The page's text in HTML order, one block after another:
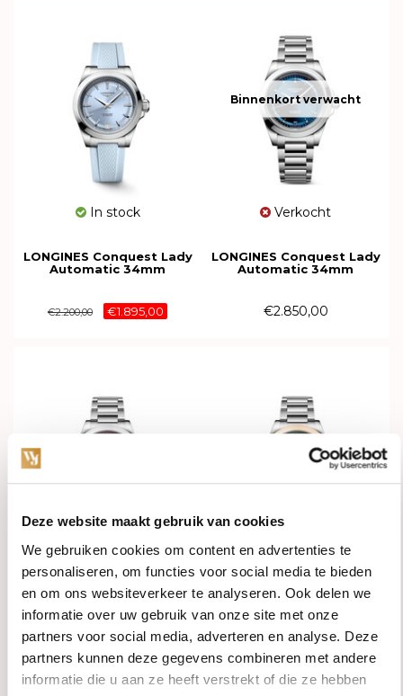
Deze website maakt gebruik van cookies
We gebruiken cookies om content en advertenties te
personaliseren, om functies voor social media te bieden
en om ons websiteverkeer te analyseren. Ook delen we
informatie over uw gebruik van onze site met onze
partners voor social media, adverteren en analyse. Deze
partners kunnen deze gegevens combineren met andere
informatie die u aan ze heeft verstrekt of die ze hebben
In stock
LONGINES Conquest Lady
Automatic 34mm
€2.200,00 €1.895,00
Binnenkort verwacht
Verkocht
LONGINES Conquest Lady
Automatic 34mm
€2.850,00
In stock
LONGINES Conquest Lady
Automatic 34mm
L3.430.4.99.6
€2.300,00
In stock
LONGINES Conquest Lady
Automatic 34mm
L3.430.5.02.6
€3.350,00